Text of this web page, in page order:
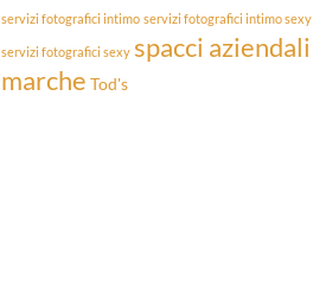
servizi fotografici intimo servizi fotografici intimo sexy
servizi fotografici sexy spacci aziendali
marche Tod's